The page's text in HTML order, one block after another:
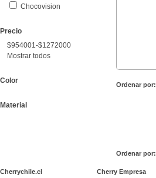
Chocovision
Precio
$954001-$1272000
Mostrar todos
Color
Material
Ordenar por:
Ordenar por:
Cherrychile.cl Cherry Empresa